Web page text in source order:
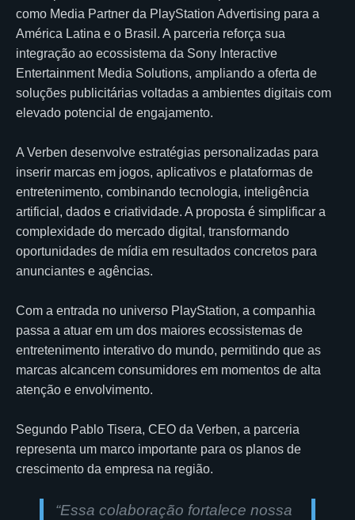
como Media Partner da PlayStation Advertising para a
América Latina e o Brasil. A parceria reforça sua
integração ao ecossistema da Sony Interactive
Entertainment Media Solutions, ampliando a oferta de
soluções publicitárias voltadas a ambientes digitais com
elevado potencial de engajamento.
A Verben desenvolve estratégias personalizadas para
inserir marcas em jogos, aplicativos e plataformas de
entretenimento, combinando tecnologia, inteligência
artificial, dados e criatividade. A proposta é simplificar a
complexidade do mercado digital, transformando
oportunidades de mídia em resultados concretos para
anunciantes e agências.
Com a entrada no universo PlayStation, a companhia
passa a atuar em um dos maiores ecossistemas de
entretenimento interativo do mundo, permitindo que as
marcas alcancem consumidores em momentos de alta
atenção e envolvimento.
Segundo Pablo Tisera, CEO da Verben, a parceria
representa um marco importante para os planos de
crescimento da empresa na região.
“Essa colaboração fortalece nossa